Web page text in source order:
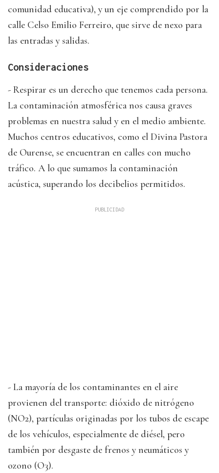
comunidad educativa), y un eje comprendido por la
calle Celso Emilio Ferreiro, que sirve de nexo para
las entradas y salidas.
Consideraciones
- Respirar es un derecho que tenemos cada persona.
La contaminación atmosférica nos causa graves
problemas en nuestra salud y en el medio ambiente.
Muchos centros educativos, como el Divina Pastora
de Ourense, se encuentran en calles con mucho
tráfico. A lo que sumamos la contaminación
acústica, superando los decibelios permitidos.
- La mayoría de los contaminantes en el aire
provienen del transporte: dióxido de nitrógeno
(NO2), partículas originadas por los tubos de escape
de los vehículos, especialmente de diésel, pero
también por desgaste de frenos y neumáticos y
ozono (O3).